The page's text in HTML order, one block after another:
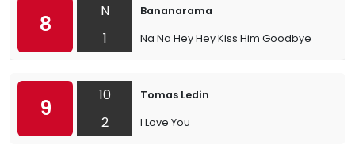
8
N
1
Bananarama
Na Na Hey Hey Kiss Him Goodbye
9
10
2
Tomas Ledin
I Love You